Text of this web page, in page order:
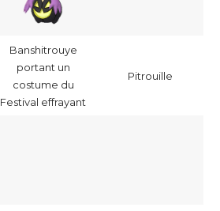
Banshitrouye
portant un
costume du
Festival effrayant
Pitrouille